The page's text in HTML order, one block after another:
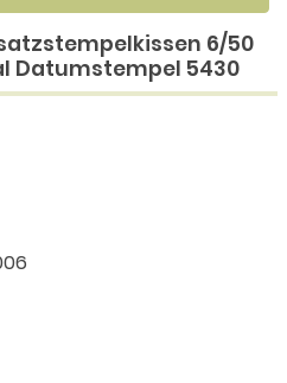
6/50
Datumstempel 5430